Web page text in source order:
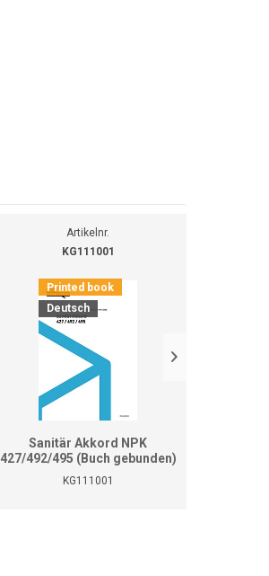
Artikelnr.
KG111001
Printed book
Deutsch
Sanitär Akkord NPK
427/492/495 (Buch gebunden)
KG111001